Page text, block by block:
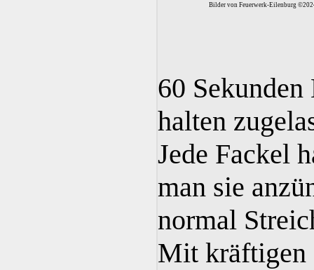
Bilder von Feuerwerk-Eilenburg
60
halten
Jede Fackel
man sie
normal
Mit kräftigen